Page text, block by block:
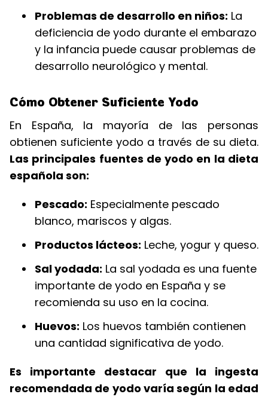
Problemas de desarrollo en niños: La
deficiencia de yodo durante el embarazo
y la infancia puede causar problemas de
desarrollo neurológico y mental.
Cómo Obtener Suficiente Yodo
En España, la mayoría de las personas
obtienen suficiente yodo a través de su dieta.
Las principales fuentes de yodo en la dieta
española son:
Pescado: Especialmente pescado
blanco, mariscos y algas.
Productos lácteos: Leche, yogur y queso.
Sal yodada: La sal yodada es una fuente
importante de yodo en España y se
recomienda su uso en la cocina.
Huevos: Los huevos también contienen
una cantidad significativa de yodo.
Es importante destacar que la ingesta
recomendada de yodo varía según la edad